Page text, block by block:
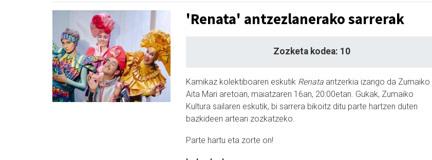
'Renata' antzezlanerako sarrerak
Zozketa kodea: 10
Kamikaz kolektiboaren eskutik Renataantzerkia izango da Zumaiko
Aita Mari aretoan, maiatzaren 16an, 20:00etan. Gukak, Zumaiko
Kultura sailaren eskutik, bi sarrera bikoitz ditu parte hartzen duten
bazkideen artean zozkatzeko.
Parte hartu eta zorte on!